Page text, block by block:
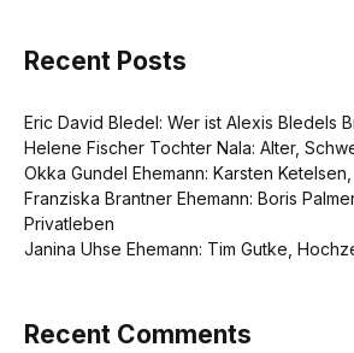
Recent Posts
Eric David Bledel: Wer ist Alexis Bledels
Helene Fischer Tochter Nala: Alter,
Okka Gundel Ehemann: Karsten
Franziska Brantner Ehemann: Boris
Privatleben
Janina Uhse Ehemann: Tim Gutke,
Recent Comments